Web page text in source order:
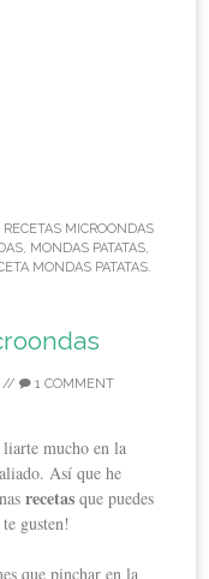
RECETAS MICROONDAS
, MONDAS PATATAS,
MONDAS PATATAS.
1 COMMENT
liarte mucho en la
Así que he
recetas que puedes
gusten!
que pinchar en la